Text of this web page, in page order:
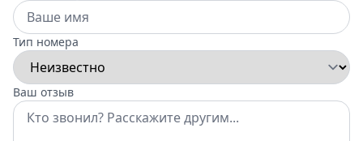
Тип номера
Ваш отзыв